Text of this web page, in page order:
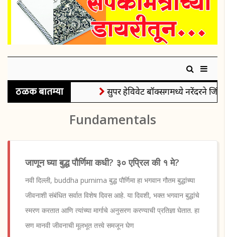
ठळक बातम्या सुपर हेविवेट बॉक्सिंगमध्ये नरेंदरने
Fundamentals
जाणून घ्या बुद्ध पौर्णिमा कधी? ३० एप्रिल की १ मे?
नवी दिल्ली, buddha purnima बुद्ध पौर्णिमा हा भगवान गौतम बुद्धांच्या
जीवनाशी संबंधित सर्वात विशेष दिवस आहे. या दिवशी, भक्त भगवान बुद्धांचे
स्मरण करतात आणि त्यांच्या मार्गाचे अनुसरण करण्याची प्रतिज्ञा घेतात. हा
सण मानवी जीवनाची मूलभूत तत्त्वे समजून घेण